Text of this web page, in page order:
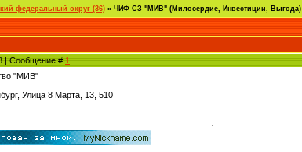
федеральный округ (36) » ЧИФ СЗ "МИВ" (Милосердие, Инвестиции, Выгода)
| Сообщение # 1
"МИВ"
Улица 8 Марта, 13, 510